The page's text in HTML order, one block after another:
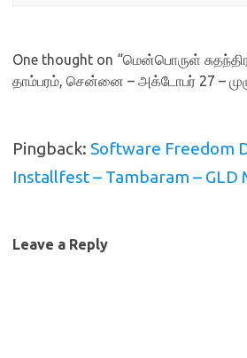
One thought on “மென்பொருள்
தாம்பரம், சென்னை – அக்டோபர் 27 –
Pingback: Software Freedom
Installfest – Tambaram – GLD
Leave a Reply